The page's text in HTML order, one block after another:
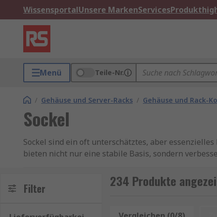
WissensportalUnsere MarkenServices
Menü Teile-Nr.
/ Gehäuse und Server-Racks / Gehäuse und Rack-
Sockel
Sockel sind ein oft unterschätztes, aber
bieten nicht nur eine stabile Basis, sondern
Anwendungen von Sockeln
Sockel sind tragende Unterbauten, die unter
Filter 234 Produkte